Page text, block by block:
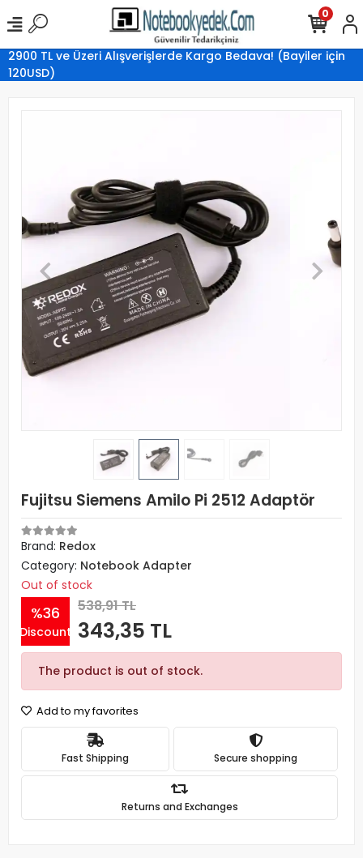
2900 TL ve Üzeri Alışverişlerde Kargo Bedava! (Bayiler için
120USD)
0
Fujitsu Siemens Amilo Pi 2512 Adaptör
Brand: Redox
Category: Notebook Adapter
Out of stock
%36
Discount
538,91 TL
343,35 TL
The product is out of stock.
Add to my favorites
Fast Shipping Secure shopping
Returns and Exchanges